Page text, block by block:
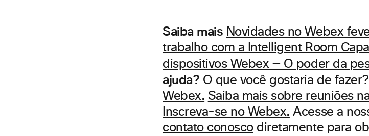
Saiba mais Novidades no Webex
trabalho com a Intelligent Room
dispositivos Webex — O poder da
ajuda? O que você gostaria de fazer?
Webex. Saiba mais sobre reuniões
Inscreva-se no Webex. Acesse a
contato conoscodiretamente para